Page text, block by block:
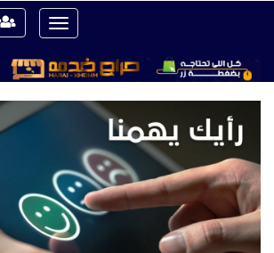
Toggle
navigation